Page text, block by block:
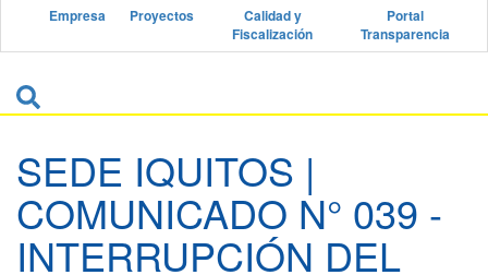
Empresa Proyectos
Calidad y
Fiscalización
Portal
Transparencia
SEDE IQUITOS |
COMUNICADO N° 039 -
INTERRUPCIÓN DEL